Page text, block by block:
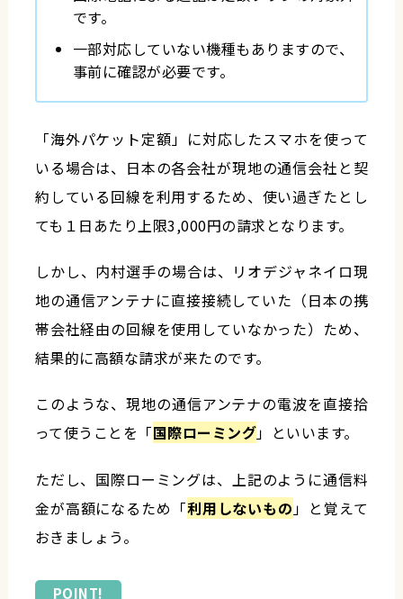
です。
一部対応していない機種もありますので、
事前に確認が必要です。
「海外パケット定額」に対応したスマホを使って
いる場合は、日本の各会社が現地の通信会社と契
約している回線を利用するため、使い過ぎたとし
ても１日あたり上限3,000円の請求となります。
しかし、内村選手の場合は、リオデジャネイロ現
地の通信アンテナに直接接続していた（日本の携
帯会社経由の回線を使用していなかった）ため、
結果的に高額な請求が来たのです。
このような、現地の通信アンテナの電波を直接拾
って使うことを「国際ローミング」といいます。
ただし、国際ローミングは、上記のように通信料
金が高額になるため「利用しないもの 」と覚えて
おきましょう。